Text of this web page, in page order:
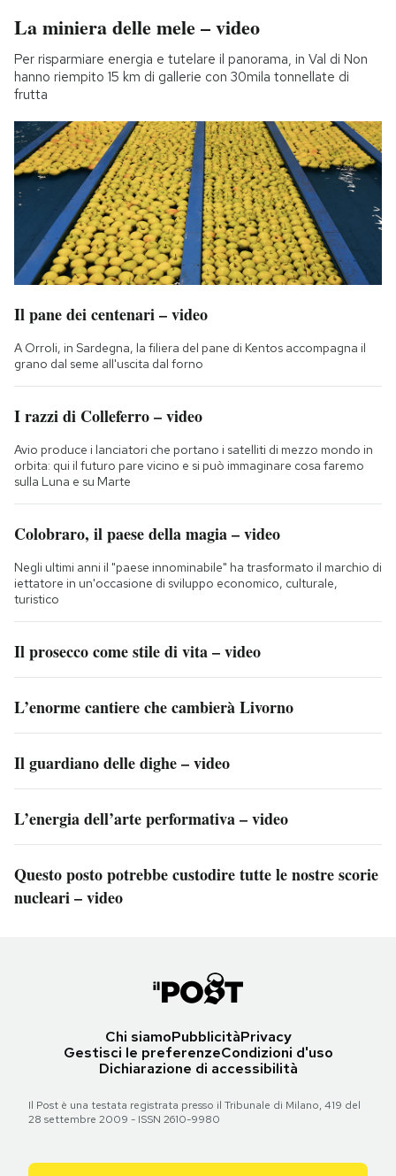
La miniera delle mele – video
Per risparmiare energia e tutelare il panorama, in Val di Non
hanno riempito 15 km di gallerie con 30mila tonnellate di
frutta
Il pane dei centenari – video
A Orroli, in Sardegna, la filiera del pane di Kentos accompagna il
grano dal seme all'uscita dal forno
I razzi di Colleferro – video
Avio produce i lanciatori che portano i satelliti di mezzo mondo in
orbita: qui il futuro pare vicino e si può immaginare cosa faremo
sulla Luna e su Marte
Colobraro, il paese della magia – video
Negli ultimi anni il "paese innominabile" ha trasformato il marchio di
iettatore in un'occasione di sviluppo economico, culturale,
turistico
Il prosecco come stile di vita – video
L’enorme cantiere che cambierà Livorno
Il guardiano delle dighe – video
L’energia dell’arte performativa – video
Questo posto potrebbe custodire tutte le nostre scorie
nucleari – video
Chi siamoPubblicitàPrivacy
Gestisci le preferenzeCondizioni d'uso
Dichiarazione di accessibilità
Il Post è una testata registrata presso il Tribunale di Milano, 419 del
28 settembre 2009 - ISSN 2610-9980